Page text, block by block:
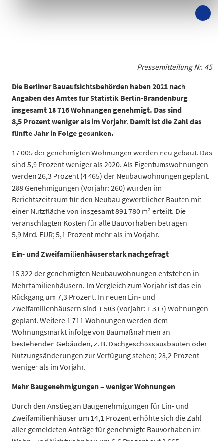
Pressemitteilung Nr. 45
Die Berliner Bauaufsichtsbehörden haben 2021 nach
Angaben des Amtes für Statistik Berlin-Brandenburg
insgesamt 18 716 Wohnungen genehmigt. Das sind
8,5 Prozent weniger als im Vorjahr. Damit ist die Zahl das
fünfte Jahr in Folge gesunken.
17 005 der genehmigten Wohnungen werden neu gebaut. Das
sind 5,9 Prozent weniger als 2020. Als Eigentumswohnungen
werden 26,3 Prozent (4 465) der Neubauwohnungen geplant.
288 Genehmigungen (Vorjahr: 260) wurden im
Berichtszeitraum für den Neubau gewerblicher Bauten mit
einer Nutzfläche von insgesamt 891 780 m² erteilt. Die
veranschlagten Kosten für alle Bauvorhaben betragen
5,9 Mrd. EUR; 5,1 Prozent mehr als im Vorjahr.
Ein- und Zweifamilienhäuser stark nachgefragt
15 322 der genehmigten Neubauwohnungen entstehen in
Mehrfamilienhäusern. Im Vergleich zum Vorjahr ist das ein
Rückgang um 7,3 Prozent. In neuen Ein- und
Zweifamilienhäusern sind 1 503 (Vorjahr: 1 317) Wohnungen
geplant. Weitere 1 711 Wohnungen werden dem
Wohnungsmarkt infolge von Baumaßnahmen an
bestehenden Gebäuden, z. B. Dachgeschossausbauten oder
Nutzungsänderungen zur Verfügung stehen; 28,2 Prozent
weniger als im Vorjahr.
Mehr Baugenehmigungen – weniger Wohnungen
Durch den Anstieg an Baugenehmigungen für Ein- und
Zweifamilienhäuser um 14,1 Prozent erhöhte sich die Zahl
aller gemeldeten Anträge für genehmigte Bauvorhaben im